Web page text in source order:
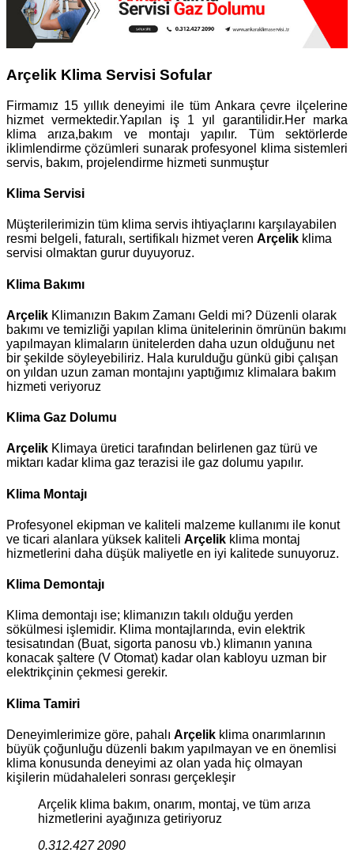
Arçelik Klima Servisi Sofular
Firmamız 15 yıllık deneyimi ile tüm Ankara çevre ilçelerine
hizmet vermektedir.Yapılan iş 1 yıl garantilidir.Her marka
klima arıza,bakım ve montajı yapılır. Tüm sektörlerde
iklimlendirme çözümleri sunarak profesyonel klima sistemleri
servis, bakım, projelendirme hizmeti sunmuştur
Klima Servisi
Müşterilerimizin tüm klima servis ihtiyaçlarını karşılayabilen
resmi belgeli, faturalı, sertifikalı hizmet veren Arçelik klima
servisi olmaktan gurur duyuyoruz.
Klima Bakımı
Arçelik Klimanızın Bakım Zamanı Geldi mi? Düzenli olarak
bakımı ve temizliği yapılan klima ünitelerinin ömrünün bakımı
yapılmayan klimaların ünitelerden daha uzun olduğunu net
bir şekilde söyleyebiliriz. Hala kurulduğu günkü gibi çalışan
on yıldan uzun zaman montajını yaptığımız klimalara bakım
hizmeti veriyoruz
Klima Gaz Dolumu
Arçelik Klimaya üretici tarafından belirlenen gaz türü ve
miktarı kadar klima gaz terazisi ile gaz dolumu yapılır.
Klima Montajı
Profesyonel ekipman ve kaliteli malzeme kullanımı ile konut
ve ticari alanlara yüksek kaliteli Arçelik klima montaj
hizmetlerini daha düşük maliyetle en iyi kalitede sunuyoruz.
Klima Demontajı
Klima demontajı ise; klimanızın takılı olduğu yerden
sökülmesi işlemidir. Klima montajlarında, evin elektrik
tesisatından (Buat, sigorta panosu vb.) klimanın yanına
konacak şaltere (V Otomat) kadar olan kabloyu uzman bir
elektrikçinin çekmesi gerekir.
Klima Tamiri
Deneyimlerimize göre, pahalı Arçelik klima onarımlarının
büyük çoğunluğu düzenli bakım yapılmayan ve en önemlisi
klima konusunda deneyimi az olan yada hiç olmayan
kişilerin müdahaleleri sonrası gerçekleşir
Arçelik klima bakım, onarım, montaj, ve tüm arıza
hizmetlerini ayağınıza getiriyoruz
0.312.427 2090